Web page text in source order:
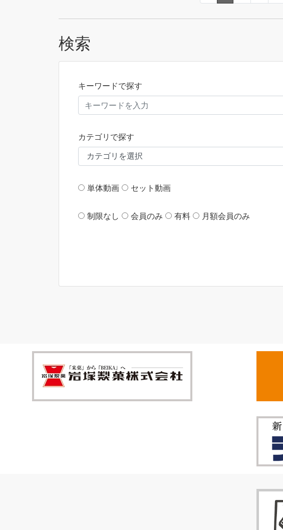
検索
キーワードで探す
カテゴリで探す
単体動画 セット動画
制限なし 会員のみ 有料 月額会員のみ